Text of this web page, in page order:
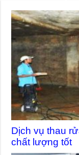
Dịch vụ thau
chất lượng tốt